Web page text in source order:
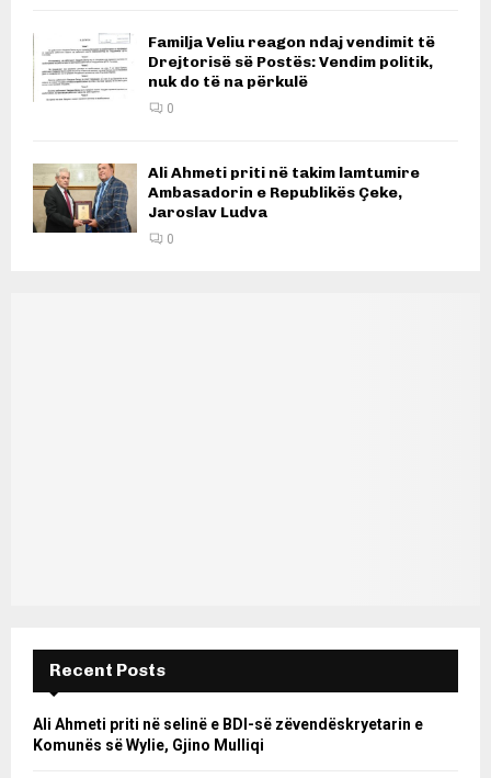
Familja Veliu reagon ndaj vendimit të
Drejtorisë së Postës: Vendim politik,
nuk do të na përkulë
0
Ali Ahmeti priti në takim lamtumire
Ambasadorin e Republikës Çeke,
Jaroslav Ludva
0
Recent Posts
Ali Ahmeti priti në selinë e BDI-së zëvendëskryetarin e
Komunës së Wylie, Gjino Mulliqi